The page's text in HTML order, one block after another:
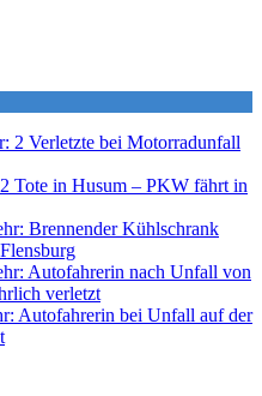
2 Verletzte bei Motorradunfall
2 Tote in Husum – PKW fährt in
Brennender Kühlschrank
Autofahrerin nach Unfall von
verletzt
Autofahrerin bei Unfall auf der